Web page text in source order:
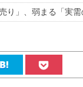
り」、弱まる「実